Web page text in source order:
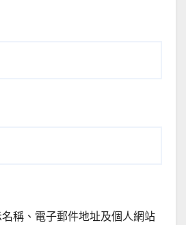
稱、電子郵件地址及個人網站